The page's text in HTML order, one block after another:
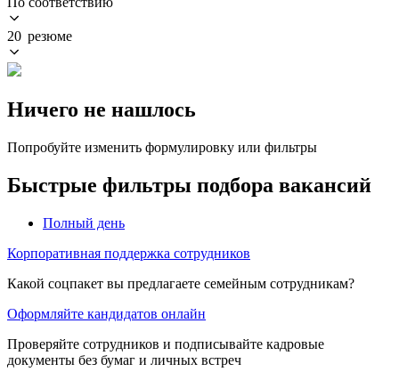
20 резюме
Ничего не нашлось
Попробуйте изменить формулировку или фильтры
Быстрые фильтры подбора вакансий
Полный день
Корпоративная поддержка сотрудников
Какой соцпакет вы предлагаете семейным сотрудникам?
Оформляйте кандидатов онлайн
Проверяйте сотрудников и подписывайте кадровые
документы без бумаг и личных встреч